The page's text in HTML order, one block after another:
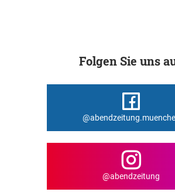
Folgen Sie uns
@abendzeitung